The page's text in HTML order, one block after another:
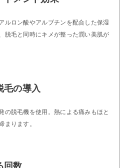
ルロン酸やアルブチンを配合した保湿
脱毛と同時にキメが整った潤い美肌が
毛の導入
の脱毛機を使用。熱による痛みもほと
まります。
回数